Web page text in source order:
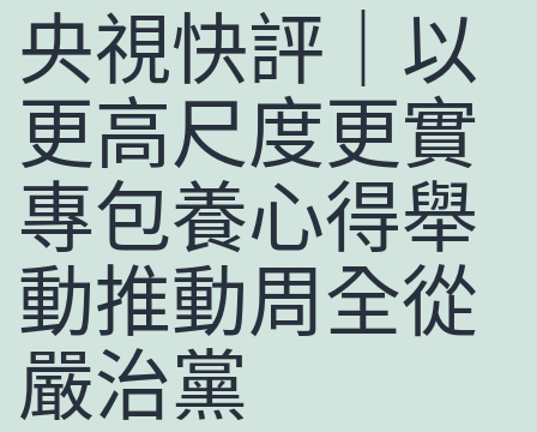
央視快評｜以
更高尺度更實
專包養心得舉
動推動周全從
嚴治黨